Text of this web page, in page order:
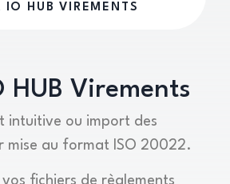
IO HUB VIREMENTS
HUB Virements
intuitive ou import des
mise au format ISO 20022.
fichiers de règlements